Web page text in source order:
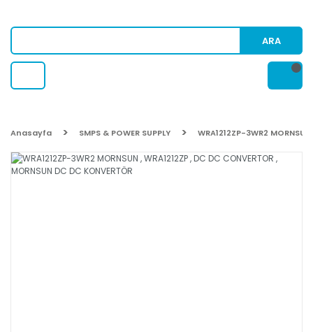
ARA
Anasayfa SMPS & POWER SUPPLY WRA1212ZP-3WR2